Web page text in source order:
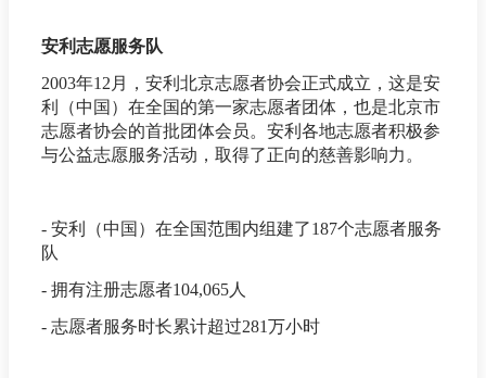
安利志愿服务队
2003年12月，安利北京志愿者协会正式成立，这是安
利（中国）在全国的第一家志愿者团体，也是北京市
志愿者协会的首批团体会员。安利各地志愿者积极参
与公益志愿服务活动，取得了正向的慈善影响力。
- 安利（中国）在全国范围内组建了187个志愿者服务
队
- 拥有注册志愿者104,065人
- 志愿者服务时长累计超过281万小时